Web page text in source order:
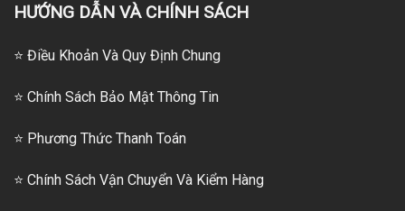
HƯỚNG DẪN VÀ CHÍNH SÁCH
⭐ Điều Khoản Và Quy Định Chung
⭐ Chính Sách Bảo Mật Thông Tin
⭐ Phương Thức Thanh Toán
⭐ Chính Sách Vận Chuyển Và Kiểm Hàng